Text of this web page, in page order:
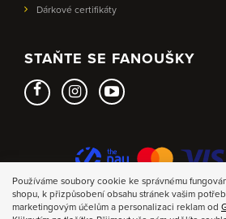
Dárkové certifikáty
STAŇTE SE FANOUŠKY
Používáme soubory cookie ke správnému
shopu, k přizpůsobení obsahu stránek vašim
marketingovým účelům a personalizaci reklam od